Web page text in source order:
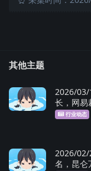
其他主题
2026/03/
长，网易
行业动态
2026/02/
名，昆仑